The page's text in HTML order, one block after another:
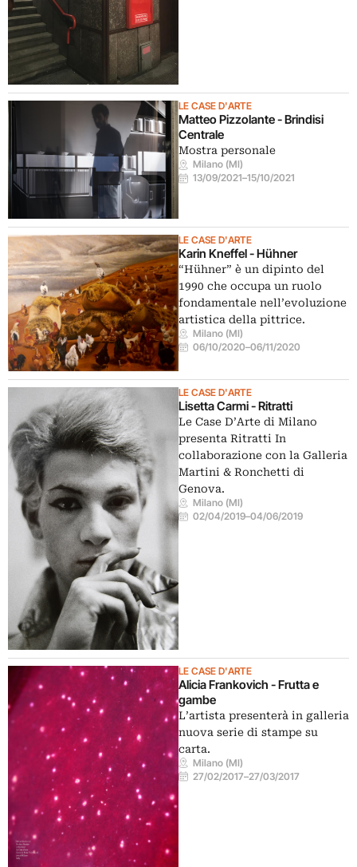
LE CASE D'ARTE
Matteo Pizzolante - Brindisi
Centrale
Mostra personale
Milano (MI)
13/09/2021–15/10/2021
LE CASE D'ARTE
Karin Kneffel - Hühner
“Hühner” è un dipinto del
1990 che occupa un ruolo
fondamentale nell’evoluzione
artistica della pittrice.
Milano (MI)
06/10/2020–06/11/2020
LE CASE D'ARTE
Lisetta Carmi - Ritratti
Le Case D’Arte di Milano
presenta Ritratti In
collaborazione con la Galleria
Martini & Ronchetti di
Genova.
Milano (MI)
02/04/2019–04/06/2019
LE CASE D'ARTE
Alicia Frankovich - Frutta e
gambe
L’artista presenterà in galleria
nuova serie di stampe su
carta.
Milano (MI)
27/02/2017–27/03/2017